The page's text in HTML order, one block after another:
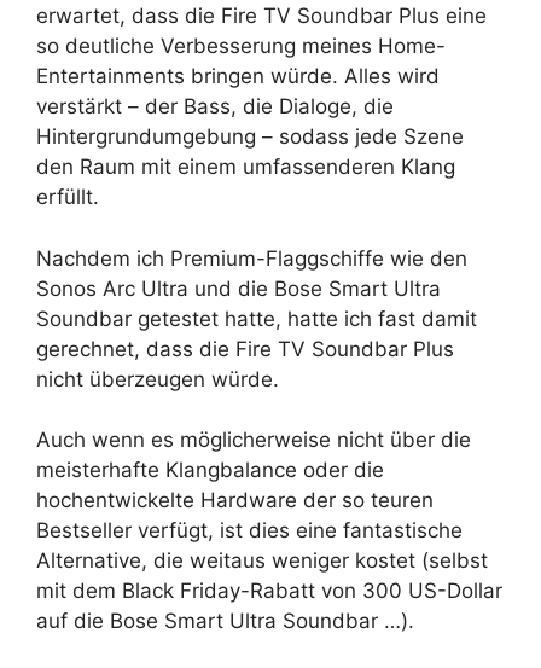
erwartet, dass die Fire TV Soundbar Plus eine
so deutliche Verbesserung meines Home-
Entertainments bringen würde. Alles wird
verstärkt – der Bass, die Dialoge, die
Hintergrundumgebung – sodass jede Szene
den Raum mit einem umfassenderen Klang
erfüllt.
Nachdem ich Premium-Flaggschiffe wie den
Sonos Arc Ultra und die Bose Smart Ultra
Soundbar getestet hatte, hatte ich fast damit
gerechnet, dass die Fire TV Soundbar Plus
nicht überzeugen würde.
Auch wenn es möglicherweise nicht über die
meisterhafte Klangbalance oder die
hochentwickelte Hardware der so teuren
Bestseller verfügt, ist dies eine fantastische
Alternative, die weitaus weniger kostet (selbst
mit dem Black Friday-Rabatt von 300 US-Dollar
auf die Bose Smart Ultra Soundbar …).